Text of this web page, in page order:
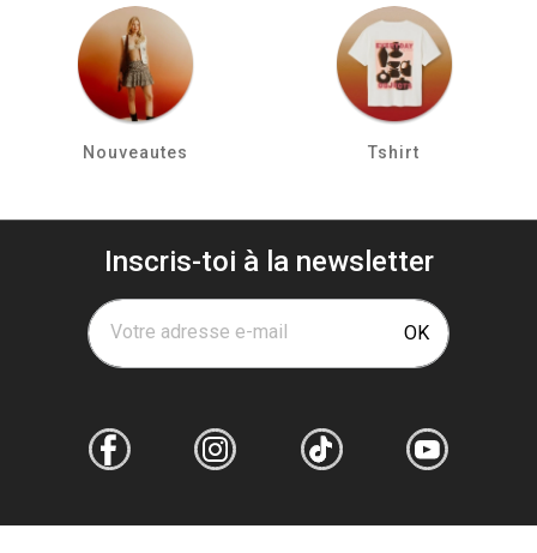
Nouveautes Tshirt
Inscris-toi à la newsletter
Votre adresse e-mail OK